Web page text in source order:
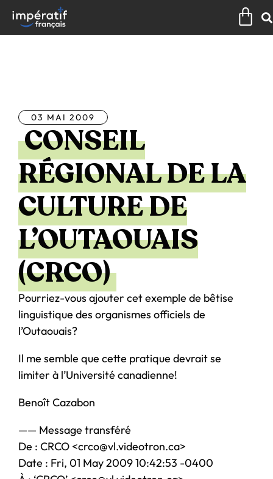
contenu
03 MAI 2009
CONSEIL
RÉGIONAL DE LA
CULTURE DE
L’OUTAOUAIS
(CRCO)
Pourriez-vous ajouter cet exemple de bêtise
linguistique des organismes officiels de
l’Outaouais?
Il me semble que cette pratique devrait se
limiter à l’Université canadienne!
Benoît Cazabon
—— Message transféré
De : CRCO <crco@vl.videotron.ca>
Date : Fri, 01 May 2009 10:42:53 -0400